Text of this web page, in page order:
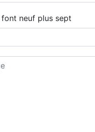
neuf plus sept